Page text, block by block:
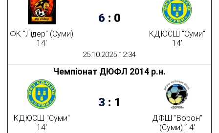
25.10.2025 12:34
ФК "Лідер" (Суми)
14'
6 : 0
КДЮСШ "Суми"
14'
Чемпіонат ДЮФЛ 2014 р.н.
КДЮСШ "Суми"
14'
3 : 1
ДФШ "Ворон"
(Суми) 14'